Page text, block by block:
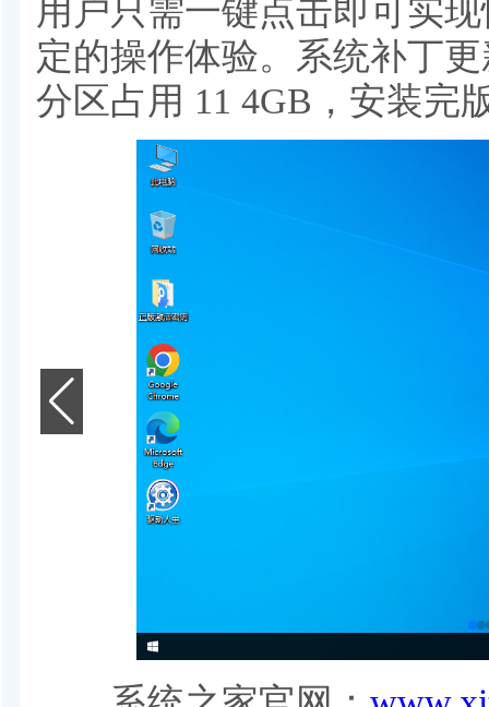
用户只需一键点击即可实
定的操作体验。系统补丁
分区占用 11 4GB，安装完